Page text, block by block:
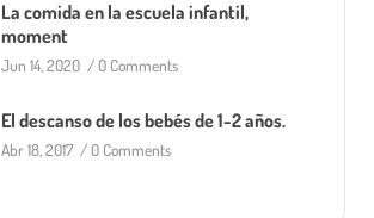
La comida en la escuela infantil,
moment
Jun 14, 2020 /0 Comments
El descanso de los bebés de 1-2 años.
Abr 18, 2017 /0 Comments